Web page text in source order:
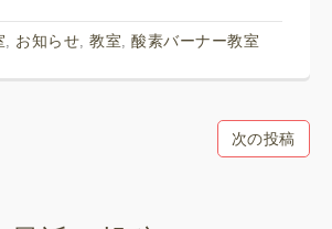
, お知らせ, 教室, 酸素バーナー教室
次の投稿